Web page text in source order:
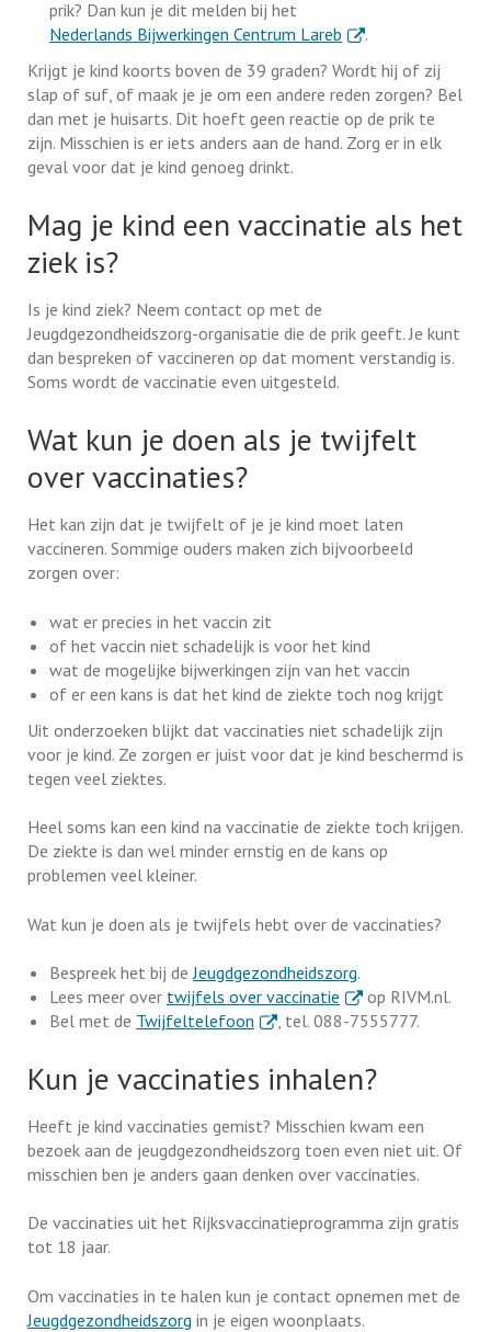
prik? Dan kun je dit melden bij het
Nederlands Bijwerkingen Centrum Lareb . Externe link
.
Krijgt je kind koorts boven de 39 graden? Wordt hij of zij
slap of suf, of maak je je om een andere reden zorgen? Bel
dan met je huisarts. Dit hoeft geen reactie op de prik te
zijn. Misschien is er iets anders aan de hand. Zorg er in elk
geval voor dat je kind genoeg drinkt.
Mag je kind een vaccinatie als het
ziek is?
Is je kind ziek? Neem contact op met de
Jeugdgezondheidszorg-organisatie die de prik geeft. Je kunt
dan bespreken of vaccineren op dat moment verstandig is.
Soms wordt de vaccinatie even uitgesteld.
Wat kun je doen als je twijfelt
over vaccinaties?
Het kan zijn dat je twijfelt of je je kind moet laten
vaccineren. Sommige ouders maken zich bijvoorbeeld
zorgen over:
wat er precies in het vaccin zit
of het vaccin niet schadelijk is voor het kind
wat de mogelijke bijwerkingen zijn van het vaccin
of er een kans is dat het kind de ziekte toch nog krijgt
Uit onderzoeken blijkt dat vaccinaties niet schadelijk zijn
voor je kind. Ze zorgen er juist voor dat je kind beschermd is
tegen veel ziektes.
Heel soms kan een kind na vaccinatie de ziekte toch krijgen.
De ziekte is dan wel minder ernstig en de kans op
problemen veel kleiner.
Wat kun je doen als je twijfels hebt over de vaccinaties?
Bespreek het bij deJeugdgezondheidszorg.
Lees meer over twijfels over vaccinatie . Externe link
op RIVM.nl.
Bel met de Twijfeltelefoon . Externe link
, tel. 088-7555777.
Kun je vaccinaties inhalen?
Heeft je kind vaccinaties gemist? Misschien kwam een
bezoek aan de jeugdgezondheidszorg toen even niet uit. Of
misschien ben je anders gaan denken over vaccinaties.
De vaccinaties uit het Rijksvaccinatieprogramma zijn gratis
tot 18 jaar.
Om vaccinaties in te halen kun je contact opnemen met de
Jeugdgezondheidszorg in je eigen woonplaats.